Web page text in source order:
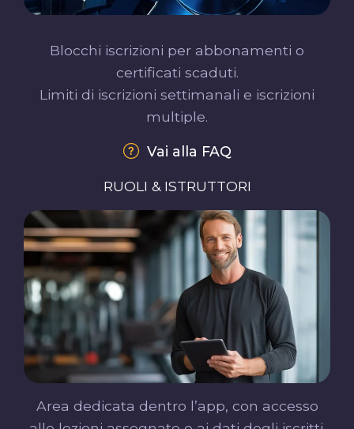
Blocchi iscrizioni per abbonamenti o
certificati scaduti.
Limiti di iscrizioni settimanali e iscrizioni
multiple.
Vai alla FAQ
RUOLI & ISTRUTTORI
Area dedicata dentro l’app, con accesso